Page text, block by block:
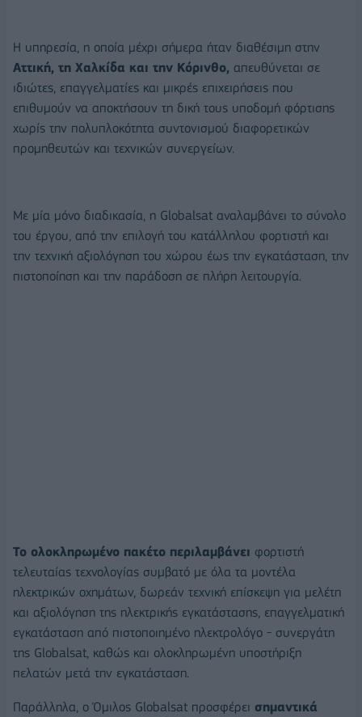
Η υπηρεσία, η οποία μέχρι σήμερα ήταν διαθέσιμη στην
Αττική, τη Χαλκίδα και την Κόρινθο, απευθύνεται σε
ιδιώτες, επαγγελματίες και μικρές επιχειρήσεις που
επιθυμούν να αποκτήσουν τη δική τους υποδομή φόρτισης
χωρίς την πολυπλοκότητα συντονισμού διαφορετικών
προμηθευτών και τεχνικών συνεργείων.
Με μία μόνο διαδικασία, η Globalsat αναλαμβάνει το σύνολο
του έργου, από την επιλογή του κατάλληλου φορτιστή και
την τεχνική αξιολόγηση του χώρου έως την εγκατάσταση, την
πιστοποίηση και την παράδοση σε πλήρη λειτουργία.
Το ολοκληρωμένο πακέτο περιλαμβάνει φορτιστή
τελευταίας τεχνολογίας συμβατό με όλα τα μοντέλα
ηλεκτρικών οχημάτων, δωρεάν τεχνική επίσκεψη για μελέτη
και αξιολόγηση της ηλεκτρικής εγκατάστασης, επαγγελματική
εγκατάσταση από πιστοποιημένο ηλεκτρολόγο - συνεργάτη
της Globalsat, καθώς και ολοκληρωμένη υποστήριξη
πελατών μετά την εγκατάσταση.
Παράλληλα, ο Όμιλος Globalsat προσφέρει σημαντικά